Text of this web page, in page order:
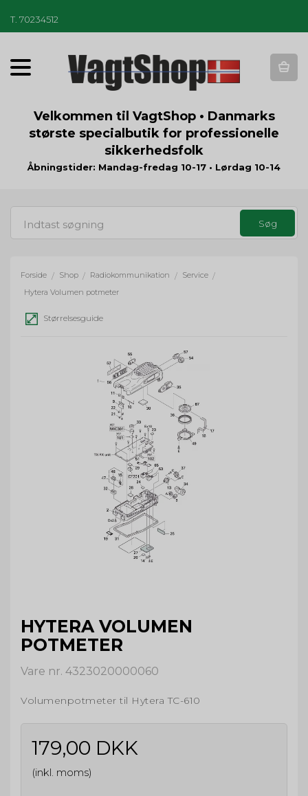
T 70234512
T
o
g
a
t
n
Velkommen til VagtShop • Danmarks
største specialbutik for professionelle
sikkerhedsfolk
Åbningstider: Mandag-fredag 10-17 • Lørdag 10-14
Forside / Shop / Radiokommunikation / Service /
Hytera Volumen potmeter
Størrelsesguide
HYTERA VOLUMEN
POTMETER
Vare nr. 4323020000060
Volumenpotmeter til Hytera TC-610
179,00 DKK
(inkl. moms)